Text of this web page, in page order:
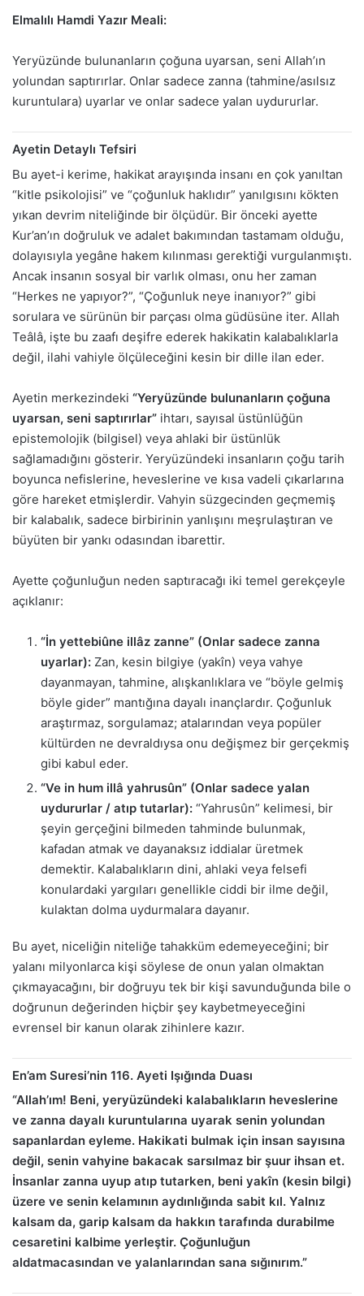
Elmalılı Hamdi Yazır Meali:
Yeryüzünde bulunanların çoğuna uyarsan, seni Allah’ın
yolundan saptırırlar. Onlar sadece zanna (tahmine/asılsız
kuruntulara) uyarlar ve onlar sadece yalan uydururlar.
Ayetin Detaylı Tefsiri
Bu ayet-i kerime, hakikat arayışında insanı en çok yanıltan
“kitle psikolojisi” ve “çoğunluk haklıdır” yanılgısını kökten
yıkan devrim niteliğinde bir ölçüdür. Bir önceki ayette
Kur’an’ın doğruluk ve adalet bakımından tastamam olduğu,
dolayısıyla yegâne hakem kılınması gerektiği vurgulanmıştı.
Ancak insanın sosyal bir varlık olması, onu her zaman
“Herkes ne yapıyor?”, “Çoğunluk neye inanıyor?” gibi
sorulara ve sürünün bir parçası olma güdüsüne iter. Allah
Teâlâ, işte bu zaafı deşifre ederek hakikatin kalabalıklarla
değil, ilahi vahiyle ölçüleceğini kesin bir dille ilan eder.
Ayetin merkezindeki “Yeryüzünde bulunanların çoğuna
uyarsan, seni saptırırlar” ihtarı, sayısal üstünlüğün
epistemolojik (bilgisel) veya ahlaki bir üstünlük
sağlamadığını gösterir. Yeryüzündeki insanların çoğu tarih
boyunca nefislerine, heveslerine ve kısa vadeli çıkarlarına
göre hareket etmişlerdir. Vahyin süzgecinden geçmemiş
bir kalabalık, sadece birbirinin yanlışını meşrulaştıran ve
büyüten bir yankı odasından ibarettir.
Ayette çoğunluğun neden saptıracağı iki temel gerekçeyle
açıklanır:
“İn yettebiûne illâz zanne” (Onlar sadece zanna
uyarlar): Zan, kesin bilgiye (yakîn) veya vahye
dayanmayan, tahmine, alışkanlıklara ve “böyle gelmiş
böyle gider” mantığına dayalı inançlardır. Çoğunluk
araştırmaz, sorgulamaz; atalarından veya popüler
kültürden ne devraldıysa onu değişmez bir gerçekmiş
gibi kabul eder.
“Ve in hum illâ yahrusûn” (Onlar sadece yalan
uydururlar / atıp tutarlar): “Yahrusûn” kelimesi, bir
şeyin gerçeğini bilmeden tahminde bulunmak,
kafadan atmak ve dayanaksız iddialar üretmek
demektir. Kalabalıkların dini, ahlaki veya felsefi
konulardaki yargıları genellikle ciddi bir ilme değil,
kulaktan dolma uydurmalara dayanır.
Bu ayet, niceliğin niteliğe tahakküm edemeyeceğini; bir
yalanı milyonlarca kişi söylese de onun yalan olmaktan
çıkmayacağını, bir doğruyu tek bir kişi savunduğunda bile o
doğrunun değerinden hiçbir şey kaybetmeyeceğini
evrensel bir kanun olarak zihinlere kazır.
En’am Suresi’nin 116. Ayeti Işığında Duası
“Allah’ım! Beni, yeryüzündeki kalabalıkların heveslerine
ve zanna dayalı kuruntularına uyarak senin yolundan
sapanlardan eyleme. Hakikati bulmak için insan sayısına
değil, senin vahyine bakacak sarsılmaz bir şuur ihsan et.
İnsanlar zanna uyup atıp tutarken, beni yakîn (kesin bilgi)
üzere ve senin kelamının aydınlığında sabit kıl. Yalnız
kalsam da, garip kalsam da hakkın tarafında durabilme
cesaretini kalbime yerleştir. Çoğunluğun
aldatmacasından ve yalanlarından sana sığınırım.”